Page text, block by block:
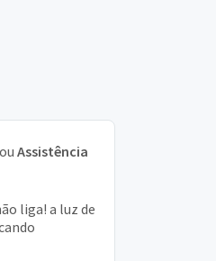
Assistência
liga! a luz de